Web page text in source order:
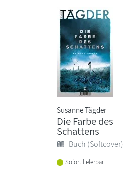
Susanne Tägder
Die Farbe des
Schattens
Buch (Softcover)
Sofort lieferbar